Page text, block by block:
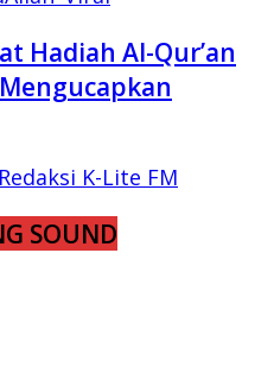
Hadiah Al-Qur’an
Redaksi K-Lite FM
SOUND